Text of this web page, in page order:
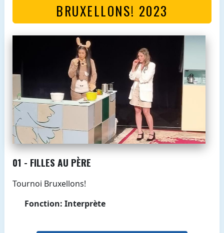
BRUXELLONS! 2023
01 - FILLES AU PÈRE
Tournoi Bruxellons!
Fonction: Interprète